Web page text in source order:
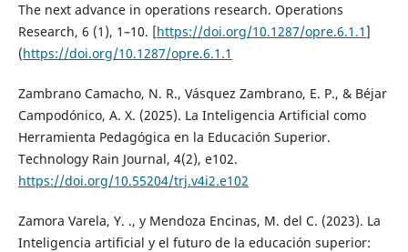
The next advance in operations research. Operations
Research, 6 (1), 1–10. [https://doi.org/10.1287/opre.6.1.1]
(https://doi.org/10.1287/opre.6.1.1
Zambrano Camacho, N. R., Vásquez Zambrano, E. P., & Béjar
Campodónico, A. X. (2025). La Inteligencia Artificial como
Herramienta Pedagógica en la Educación Superior.
Technology Rain Journal, 4(2), e102.
https://doi.org/10.55204/trj.v4i2.e102
Zamora Varela, Y. ., y Mendoza Encinas, M. del C. (2023). La
Inteligencia artificial y el futuro de la educación superior: